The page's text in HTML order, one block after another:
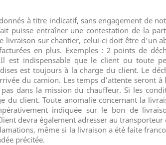
à titre indicatif, sans engagement de
puisse entraîner une contestation de la
sur chantier, celui-ci doit être d’un
en plus. Exemples : 2 points de
est indispensable que le client ou toute
est toujours à la charge du client. Le
du camion. Les temps d’attente seront
dans la mission du chauffeur. Si les
du client. Toute anomalie concernant la
indiquée sur le bon de
devra également adresser au
même si la livraison a été faite
précitée.